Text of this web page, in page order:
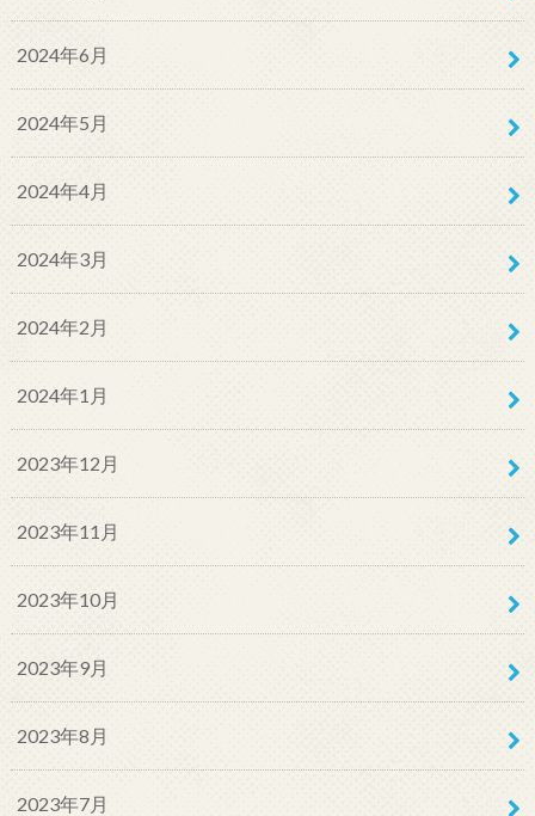
2024年6月
2024年5月
2024年4月
2024年3月
2024年2月
2024年1月
2023年12月
2023年11月
2023年10月
2023年9月
2023年8月
2023年7月